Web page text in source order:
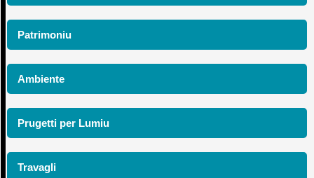
Patrimoniu
Ambiente
Prugetti per Lumiu
Travagli